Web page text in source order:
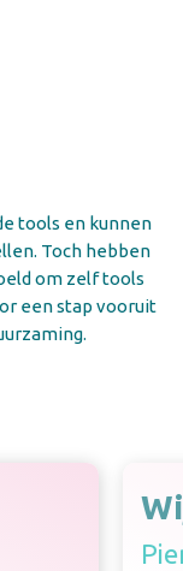
tools en kunnen
Toch hebben
om zelf tools
een stap vooruit